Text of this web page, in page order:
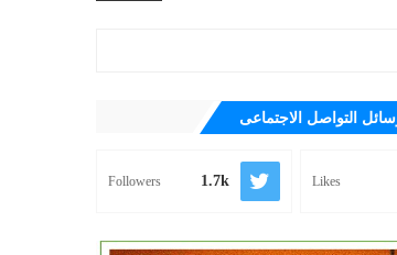
التواصل الاجتماعى
Likes
1.7k
Followers